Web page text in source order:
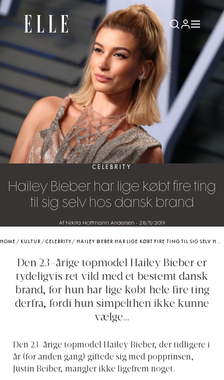
CELEBRITY
Hailey Bieber har lige købt fire ting
til sig selv hos dansk brand
Af Nikita Hoffmann Andersen - 28/11/2019
HOME / KULTUR /CELEBRITY / HAILEY BIEBER HAR LIGE KØBT FIRE TING TIL SIG SELV HOS DANSK BRAND
Den 23-årige topmodel Hailey Bieber er
tydeligvis ret vild med et bestemt dansk
brand, for hun har lige købt hele fire ting
derfra, fordi hun simpelthen ikke kunne
vælge…
Den 23-årige topmodel Hailey Bieber, der tidligere i
år (for anden gang) giftede sig med popprinsen,
Justin Beiber, mangler ikke ligefrem noget.